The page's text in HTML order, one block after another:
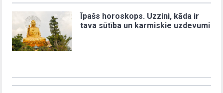
Īpašs horoskops. Uzzini, kāda ir
tava sūtība un karmiskie uzdevumi